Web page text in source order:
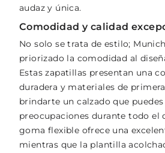
audaz y única.
Comodidad y calidad
No solo se trata de estilo;
priorizado la comodidad al
Estas zapatillas presentan una
duradera y materiales de
brindarte un calzado que
preocupaciones durante todo el
goma flexible ofrece una
mientras que la plantilla